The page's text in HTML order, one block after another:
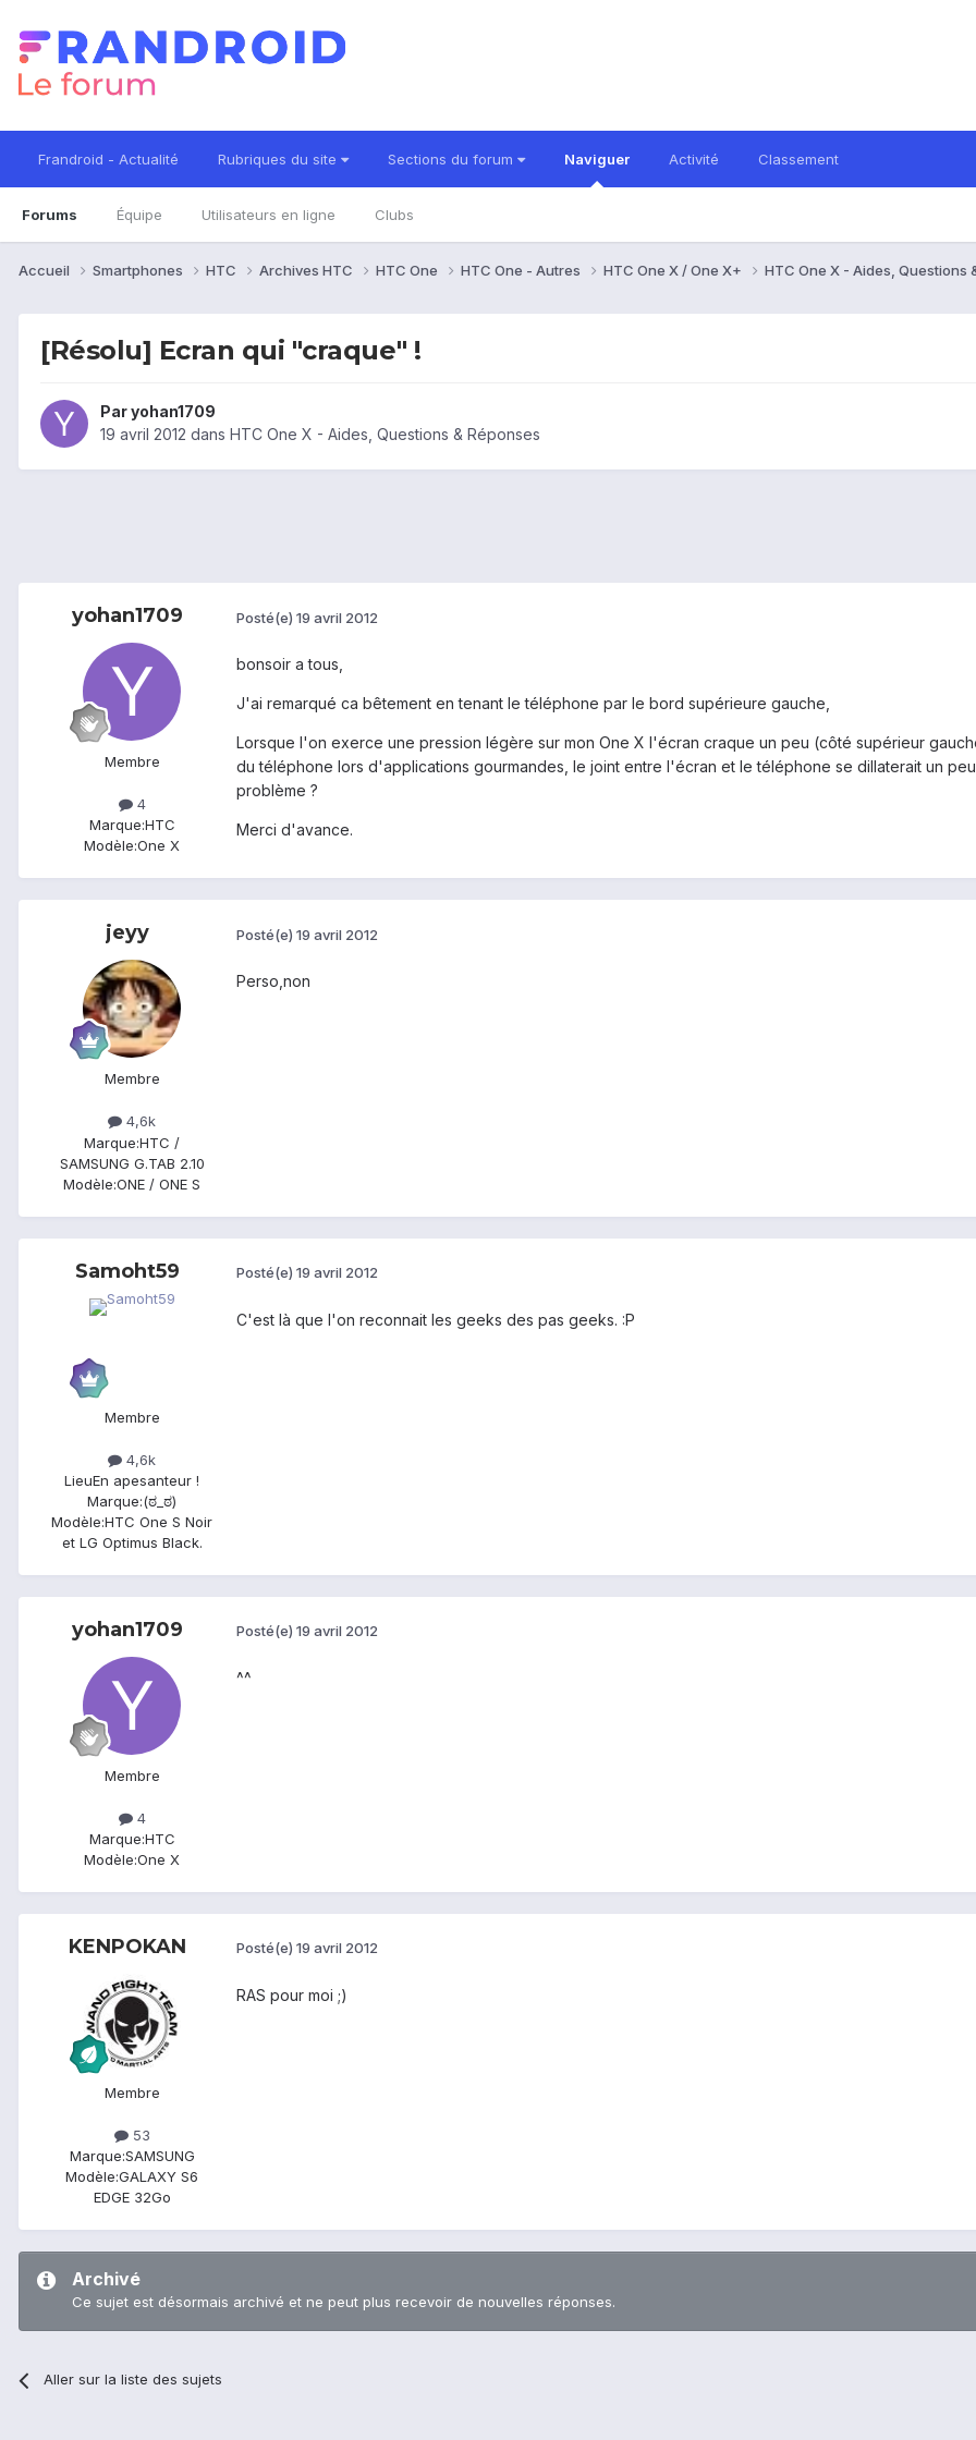
Frandroid - Actualité Rubriques du site Sections du forum Naviguer
Forums Équipe Utilisateurs en ligne Clubs
Activité Classement
Accueil Smartphones HTC Archives HTC HTC One HTC One - Autres HTC One X / One X+ HTC One X - Aides, Questions
[Résolu] Ecran qui "craque" !
Paryohan1709
19 avril 2012 dans HTC One X - Aides, Questions & Réponses
yohan1709
Membre
4
Marque:HTC
Modèle:One X
Posté(e) 19 avril 2012
bonsoir a tous,
J'ai remarqué ca bêtement en tenant le téléphone par le bord supérieure gauche,
Lorsque l'on exerce une pression légère sur mon One X l'écran craque un peu (côté supérieur
du téléphone lors d'applications gourmandes, le joint entre l'écran et le téléphone se dillaterait un
problème ?
Merci d'avance.
jeyy
Membre
4,6k
Marque:HTC /
SAMSUNG G.TAB 2.10
Modèle:ONE / ONE S
Posté(e) 19 avril 2012
Perso,non
Samoht59
Membre
4,6k
LieuEn apesanteur !
Marque:(ಠ_ಠ)
Modèle:HTC One S Noir
et LG Optimus Black.
Posté(e) 19 avril 2012
C'est là que l'on reconnait les geeks des pas geeks. :P
yohan1709
Membre
4
Marque:HTC
Modèle:One X
Posté(e) 19 avril 2012
^^
KENPOKAN
Membre
53
Marque:SAMSUNG
Modèle:GALAXY S6
EDGE 32Go
Posté(e) 19 avril 2012
RAS pour moi ;)
Archivé
Ce sujet est désormais archivé et ne peut plus recevoir de nouvelles réponses.
Aller sur la liste des sujets